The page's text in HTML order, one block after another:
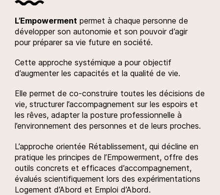
L’Empowerment permet à chaque personne de
développer son autonomie et son pouvoir d’agir
pour préparer sa vie future en société.
Cette approche systémique a pour objectif
d’augmenter les capacités et la qualité de vie.
Elle permet de co-construire toutes les décisions de
vie, structurer l’accompagnement sur les espoirs et
les rêves, adapter la posture professionnelle à
l’environnement des personnes et de leurs proches.
L’approche orientée Rétablissement, qui décline en
pratique les principes de l’Empowerment, offre des
outils concrets et efficaces d’accompagnement,
évalués scientifiquement lors des expérimentations
Logement d’Abord et Emploi d’Abord.